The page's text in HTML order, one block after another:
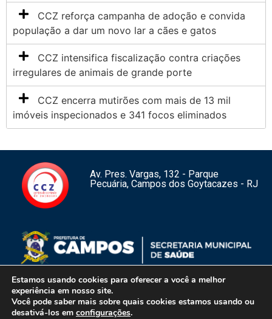
CCZ reforça campanha de adoção e convida
população a dar um novo lar a cães e gatos
CCZ intensifica fiscalização contra criações
irregulares de animais de grande porte
CCZ encerra mutirões com mais de 13 mil
imóveis inspecionados e 341 focos eliminados
Av. Pres. Vargas, 132 - Parque
Pecuária, Campos dos Goytacazes - RJ
Estamos usando cookies para oferecer a você a melhor
experiência em nosso site.
Você pode saber mais sobre quais cookies estamos usando ou
desativá-los em configurações.
1